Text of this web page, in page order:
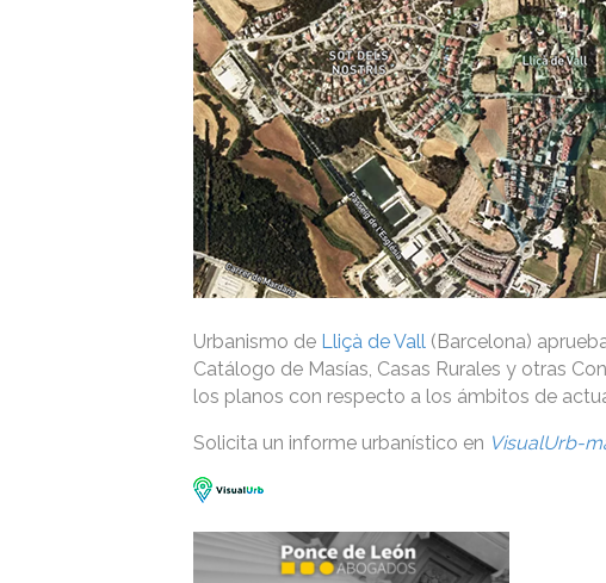
Urbanismo de Lliçà de Vall (Barcelona)
Catálogo de Masías, Casas Rurales y otras
los planos con respecto a los ámbitos de
Solicita un informe urbanístico en VisualUrb-